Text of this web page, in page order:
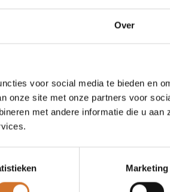
Over
voor social media te bieden en
onze site met onze partners voor
met andere informatie die u aan
Marketing
om prijzen te
Toevoegen aan verlanglijst
: 223513